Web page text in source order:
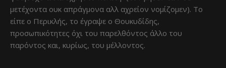
μετέχοντα ουκ απράγμονα αλλ αχρείον νομίζομεν). Το
είπε ο Περικλής, το έγραψε ο Θουκυδίδης,
προσωπικότητες όχι του παρελθόντος άλλο του
παρόντος και, κυρίως, του μέλλοντος.